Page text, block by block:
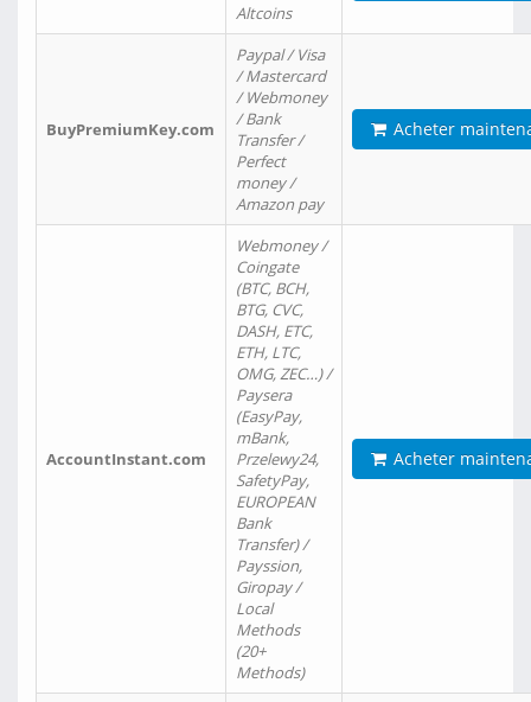
Altcoins
BuyPremiumKey.com
Paypal / Visa
/ Mastercard
/ Webmoney
/ Bank
Transfer /
Perfect
money /
Amazon pay
Acheter
AccountInstant.com
Webmoney /
Coingate
(BTC, BCH,
BTG, CVC,
DASH, ETC,
ETH, LTC,
OMG, ZEC…) /
Paysera
(EasyPay,
mBank,
Przelewy24,
SafetyPay,
EUROPEAN
Bank
Transfer) /
Payssion,
Giropay /
Local
Methods
(20+
Methods)
Acheter